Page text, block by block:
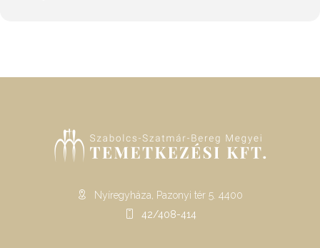
Nyíregyháza, Pazonyi tér 5. 4400
42/408-414